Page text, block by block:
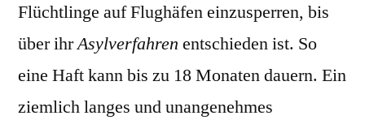
Flüchtlinge auf Flughäfen einzusperren, bis
über ihrAsylverfahren entschieden ist. So
eine Haft kann bis zu 18 Monaten dauern. Ein
ziemlich langes und unangenehmes